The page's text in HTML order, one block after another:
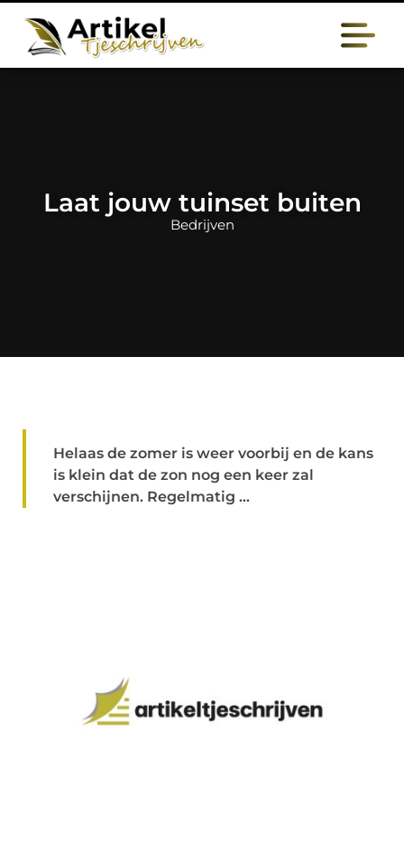
Laat jouw tuinset buiten
Bedrijven
Helaas de zomer is weer voorbij en de kans
is klein dat de zon nog een keer zal
verschijnen. Regelmatig ...